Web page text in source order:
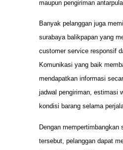
maupun pengiriman
Banyak pelanggan juga
surabaya balikpapan yang
customer service responsif
Komunikasi yang baik
mendapatkan informasi
jadwal pengiriman, estimasi
kondisi barang selama
Dengan mempertimbangkan
tersebut, pelanggan dapat